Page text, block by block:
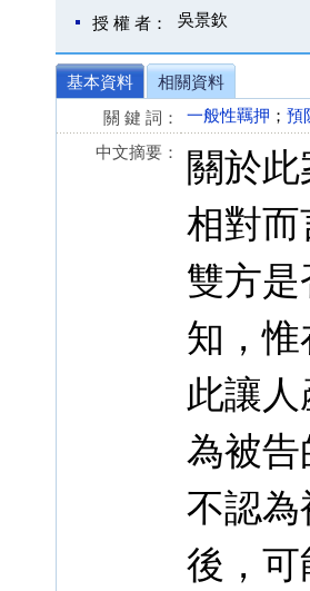
授 權 者： 吳景欽
基本資料
相關資料
關 鍵 詞：
一般性羈押 ； 預
中文摘要：
關於
相對而
雙方
知，
此讓
為被告
不認為
後，可